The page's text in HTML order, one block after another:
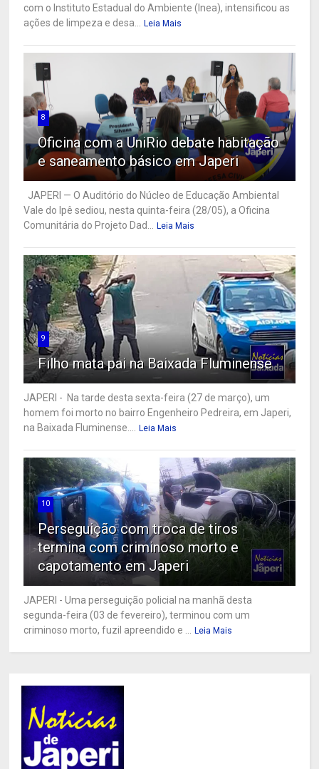
com o Instituto Estadual do Ambiente (Inea), intensificou as
ações de limpeza e desa...
Leia Mais
8
Oficina com a UniRio debate habitação
e saneamento básico em Japeri
JAPERI — O Auditório do Núcleo de Educação Ambiental
Vale do Ipê sediou, nesta quinta-feira (28/05), a Oficina
Comunitária do Projeto Dad...
Leia Mais
9
Filho mata pai na Baixada Fluminense
JAPERI - Na tarde desta sexta-feira (27 de março), um
homem foi morto no bairro Engenheiro Pedreira, em Japeri,
na Baixada Fluminense....
Leia Mais
10
Perseguição com troca de tiros
termina com criminoso morto e
capotamento em Japeri
JAPERI - Uma perseguição policial na manhã desta
segunda-feira (03 de fevereiro), terminou com um
criminoso morto, fuzil apreendido e ...
Leia Mais